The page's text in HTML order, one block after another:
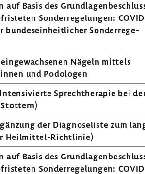
Basis des
Sonder­re­ge­lungen:
bundes­ein­heit­li­cher Sonder­re­ge­
Nägeln mittels
und Podo­logen
Sprech­the­rapie bei
der Diagno­se­liste zum
Heilmittel-​Richtlinie)
Basis des
Sonder­re­ge­lungen: